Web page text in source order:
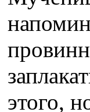
этого,